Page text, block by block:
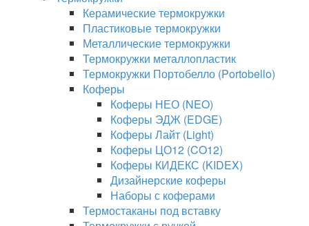
Керамические термокружки
Пластиковые термокружки
Металлические термокружки
Термокружки металлопластик
Термокружки Портобелло (Portobello)
Коферы
Коферы НЕО (NEO)
Коферы ЭДЖ (EDGE)
Коферы Лайт (Light)
Коферы ЦО12 (CO12)
Коферы КИДЕКС (KIDEX)
Дизайнерские коферы
Наборы с коферами
Термостаканы под вставку